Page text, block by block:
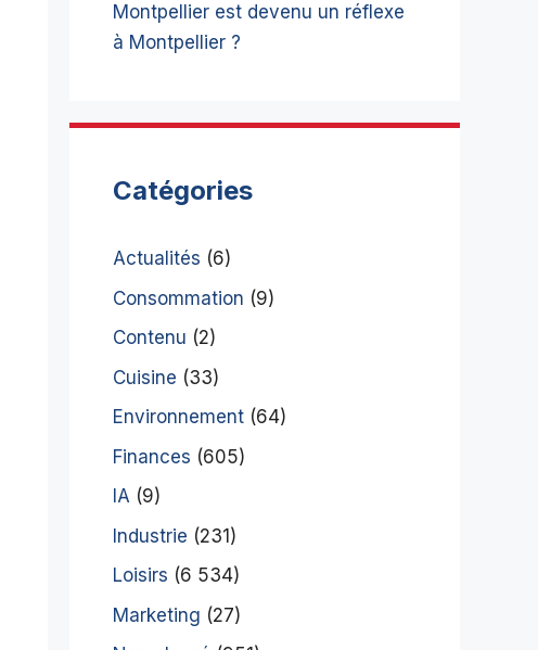
Montpellier est devenu un réflexe
à Montpellier ?
Catégories
Actualités (6)
Consommation (9)
Contenu (2)
Cuisine (33)
Environnement (64)
Finances (605)
IA (9)
Industrie (231)
Loisirs (6 534)
Marketing (27)